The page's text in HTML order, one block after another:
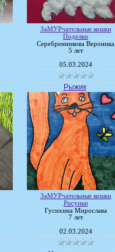
ЗаМУРчательные кошки
Поделки
Серебренникова Вероника
5 лет
05.03.2024
Рыжик
ЗаМУРчательные кошки
Рисунки
Гусихина Мирослава
7 лет
02.03.2024